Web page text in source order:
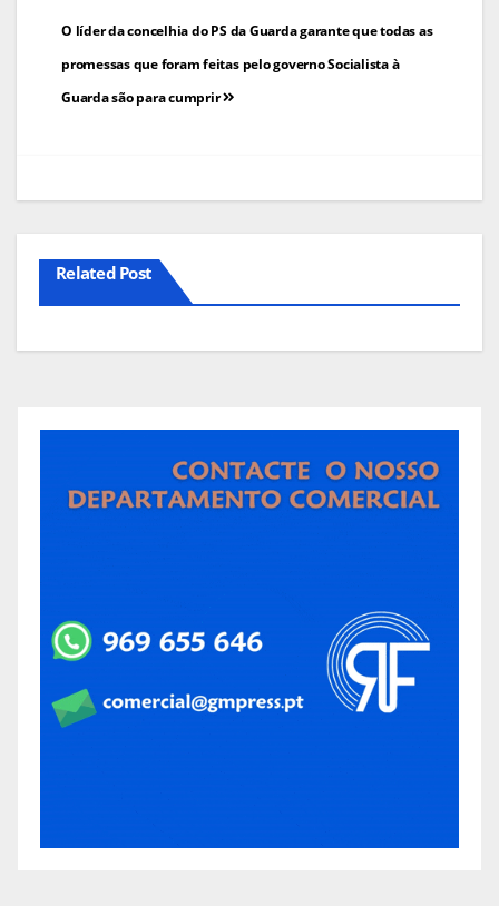
Navegação
de
artigos
O líder da concelhia do PS da Guarda garante que todas as
promessas que foram feitas pelo governo Socialista à
Guarda são para cumprir
Related Post